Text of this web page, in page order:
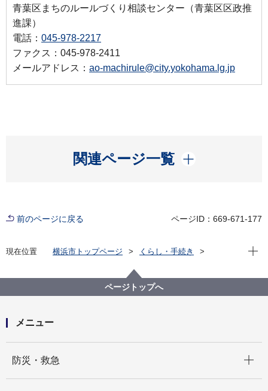
青葉区まちのルールづくり相談センター（青葉区区政推
進課）
電話： 045-978-2217
ファクス：045-978-2411
メールアドレス： ao-machirule@city.yokohama.lg.jp
関連ページ一覧
開く
前のページに戻る ページID：669-671-177
現在位置 横浜市トップページ
くらし・手続き
地区計画・建築協定等
青葉区 建築協定一覧
新石川二丁目Ａ地区建築協定
現在
ページトップへ
メニュー
防災・救急